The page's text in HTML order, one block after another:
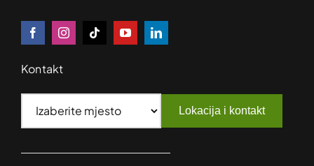
Kontakt
Lokacija i kontakt